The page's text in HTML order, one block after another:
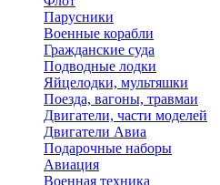
Парусники
Военные корабли
Гражданские суда
Подводные лодки
Яйцелодки, мультяшки
Поезда, вагоны, травмаи
Двигатели, части моделей
Двигатели Авиа
Подарочные наборы
Авиация
Военная техника